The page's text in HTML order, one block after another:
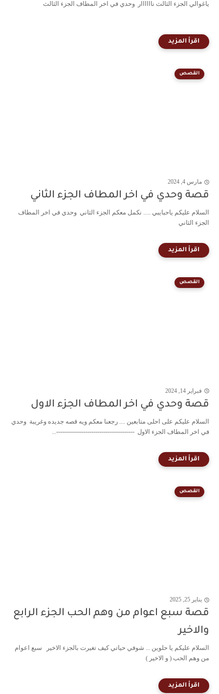
ياغوالي الجزء الثالث ناااااار وحدي في اخر المطاف الجزء الثالث
القصص
مارس 4, 2024
قصة وحدي في اخر المطاف الجزء الثاني
السلام عليكم ياحبايبي ..... نكمل معكم الجزء الثاني وحدي في اخر المطاف
الجزء الثاني
القصص
فبراير 14, 2024
قصة وحدي في اخر المطاف الجزء الاول
السلام عليكم على احلى متابعين .... رجعنا معكم ويه قصه جديده وغريبة وحدي
في اخر المطاف الجزء الاول ----------------------------------------...
القصص
يناير 25, 2025
قصة سبع اعوام من وهم الحب الجزء الرابع
والاخير
السلام عليكم يا حلوين ... شوفي حياتي كيف تغيرت بالجزء الاخير سبع اعوام
من وهم الحب ( و الاخير )